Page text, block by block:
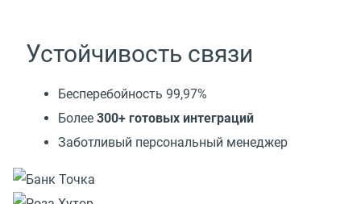
Устойчивость связи
Бесперебойность 99,97%
Более 300+ готовых интеграций
Заботливый персональный менеджер